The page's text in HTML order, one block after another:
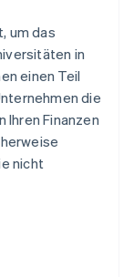
um das
in
einen Teil
die
Ihren Finanzen
nicht